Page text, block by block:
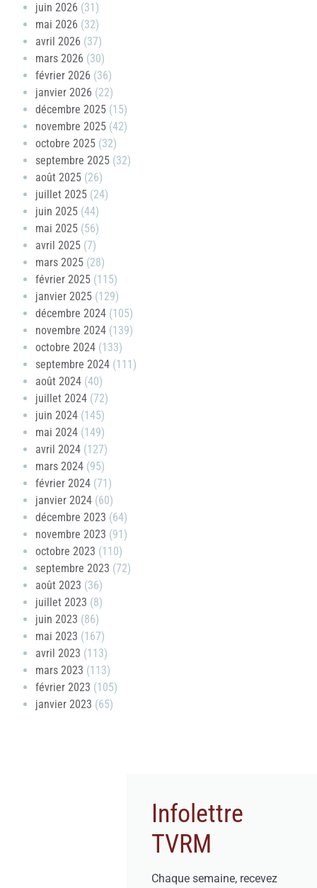
juin 2026 (31)
mai 2026 (32)
avril 2026 (37)
mars 2026 (30)
février 2026 (36)
janvier 2026 (22)
décembre 2025 (15)
novembre 2025 (42)
octobre 2025 (32)
septembre 2025 (32)
août 2025 (26)
juillet 2025 (24)
juin 2025 (44)
mai 2025 (56)
avril 2025 (7)
mars 2025 (28)
février 2025 (115)
janvier 2025 (129)
décembre 2024 (105)
novembre 2024 (139)
octobre 2024 (133)
septembre 2024 (111)
août 2024 (40)
juillet 2024 (72)
juin 2024 (145)
mai 2024 (149)
avril 2024 (127)
mars 2024 (95)
février 2024 (71)
janvier 2024 (60)
décembre 2023 (64)
novembre 2023 (91)
octobre 2023 (110)
septembre 2023 (72)
août 2023 (36)
juillet 2023 (8)
juin 2023 (86)
mai 2023 (167)
avril 2023 (113)
mars 2023 (113)
février 2023 (105)
janvier 2023 (65)
Infolettre
TVRM
Chaque semaine, recevez